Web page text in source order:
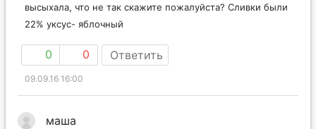
высыхала, что не так скажите пожалуйста? Сливки были
22% уксус- яблочный
0 0 Ответить
09.09.16 16:00
маша